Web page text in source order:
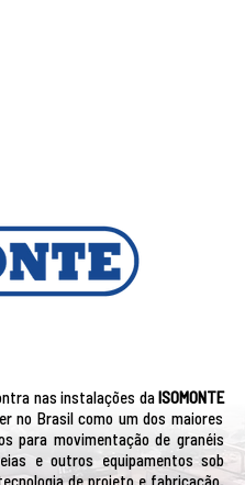
nas instalações daISOMONTE
no Brasil como um dos maiores
para movimentação de granéis
e outros equipamentos sob
de projeto e fabricação.